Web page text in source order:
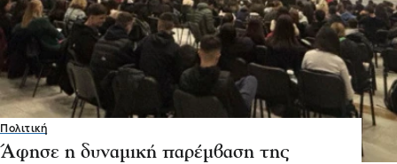
Πολιτική
Άφησε η δυναμική παρέμβαση της